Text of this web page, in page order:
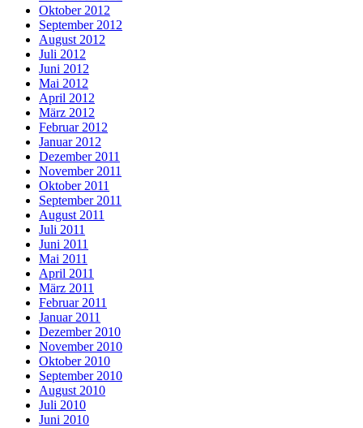
Oktober 2012
September 2012
August 2012
Juli 2012
Juni 2012
Mai 2012
April 2012
März 2012
Februar 2012
Januar 2012
Dezember 2011
November 2011
Oktober 2011
September 2011
August 2011
Juli 2011
Juni 2011
Mai 2011
April 2011
März 2011
Februar 2011
Januar 2011
Dezember 2010
November 2010
Oktober 2010
September 2010
August 2010
Juli 2010
Juni 2010